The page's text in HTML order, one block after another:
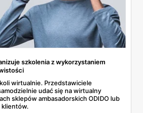
szkolenia z wykorzystaniem
wirtualnie. Przedstawiciele
udać się na wirtualny
sklepów ambasadorskich ODIDO lub
klientów.